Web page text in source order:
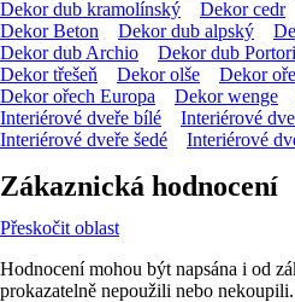
Dekor dub kramolínský
Dekor cedr
Dekor Beton
Dekor dub alpský
Dekor dub Archio
Dekor dub
Dekor třešeň
Dekor olše Dekor
Dekor ořech Europa
Dekor wenge
Interiérové dveře bílé
Interiérové
Interiérové dveře šedé
Interiérové
Zákaznická hodnocení
Přeskočit oblast
Hodnocení mohou být napsána i od
prokazatelně nepoužili nebo nekoupili.